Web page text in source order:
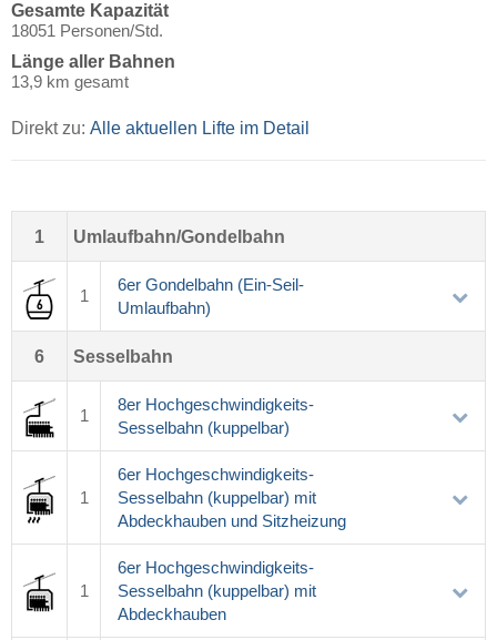
Gesamte Kapazität
18051 Personen/Std.
Länge aller Bahnen
13,9 km gesamt
Direkt zu: Alle aktuellen Lifte im Detail
1 Umlaufbahn/Gondelbahn
1
6er Gondelbahn (Ein-Seil-
Umlaufbahn)
6 Sesselbahn
1
8er Hochgeschwindigkeits-
Sesselbahn (kuppelbar)
1
6er Hochgeschwindigkeits-
Sesselbahn (kuppelbar) mit
Abdeckhauben und Sitzheizung
1
6er Hochgeschwindigkeits-
Sesselbahn (kuppelbar) mit
Abdeckhauben